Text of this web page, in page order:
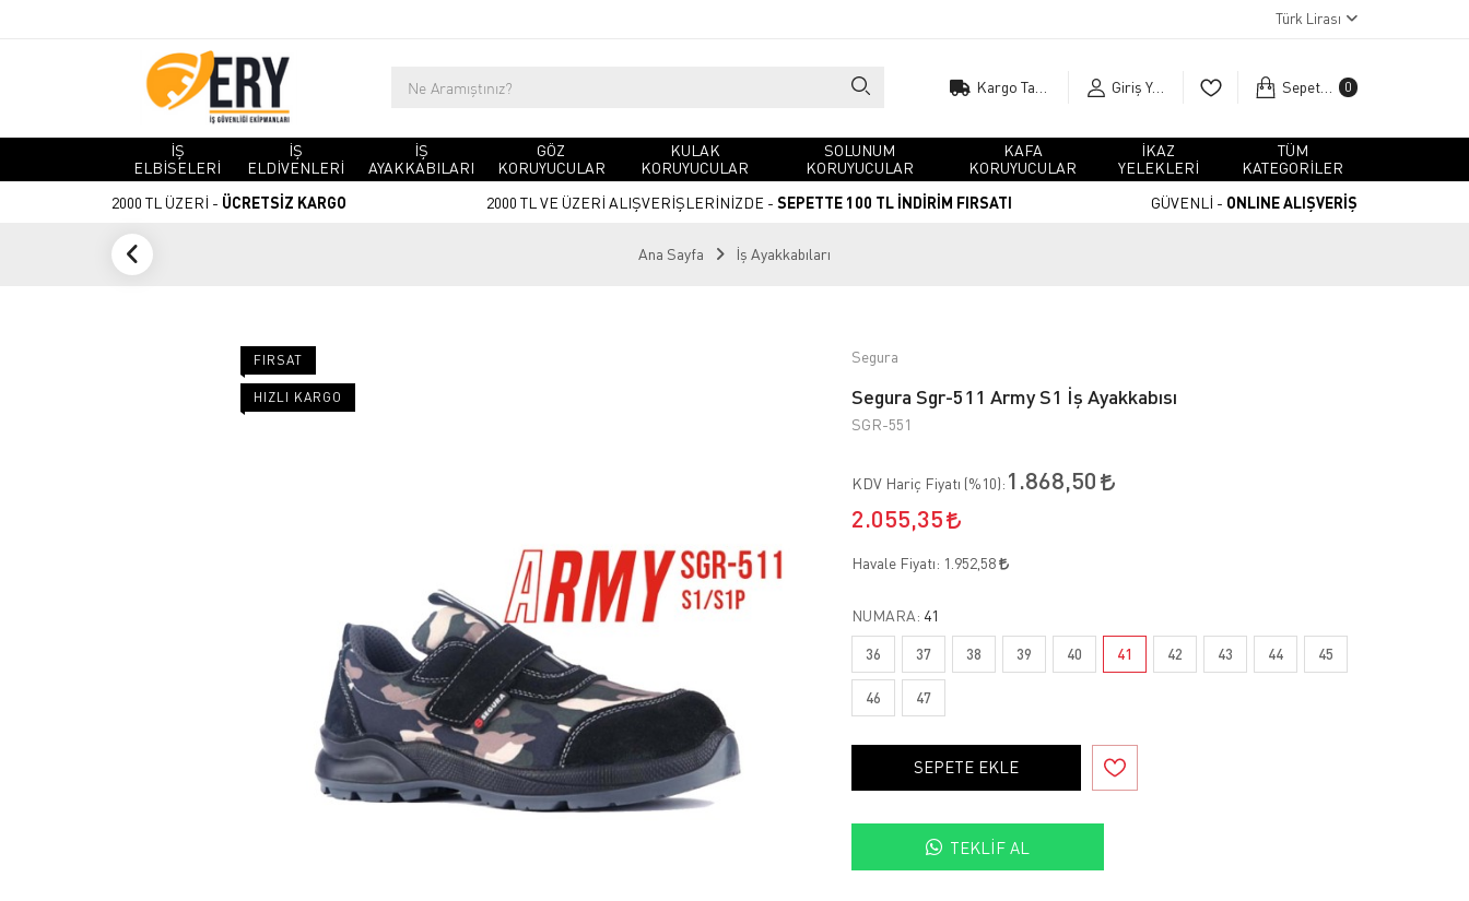
Türk Lirası
Giriş Yap Sepetim 0
İŞ
ELBİSELERİ
İŞ
ELDİVENLERİ
İŞ
AYAKKABILARI
GÖZ
KORUYUCULAR
KULAK
KORUYUCULAR
SOLUNUM
KORUYUCULAR
KAFA
KORUYUCULAR
İKAZ
YELEKLERİ
TÜM
KATEGORİLER
2000 TL ÜZERİ - ÜCRETSİZ KARGO 2000 TL VE ÜZERİ ALIŞVERİŞLERİNİZDE - SEPETTE 100 TL İNDİRİM FIRSATI GÜVENLİ - ONLINE ALIŞVERİŞ
Ana Sayfa İş Ayakkabıları
FIRSAT
HIZLI KARGO
Segura
Segura Sgr-511 Army S1 İş Ayakkabısı
SGR-551
KDV Hariç Fiyatı (%10): 1.868,50
2.055,35
Havale Fiyatı: 1.952,58
NUMARA: 41
36 37 38 39 40 41 42 43 44 45
46 47
SEPETE EKLE
TEKLIF AL